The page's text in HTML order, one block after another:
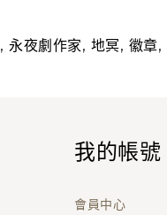
,永夜劇作家, 地冥, 徽章,
我的帳號
會員中心